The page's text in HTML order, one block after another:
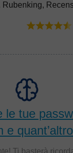
le tue
e
Ti basterà